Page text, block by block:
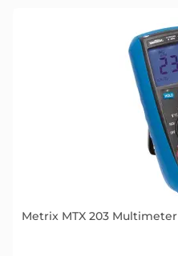
Metrix MTX 203 Multimeter